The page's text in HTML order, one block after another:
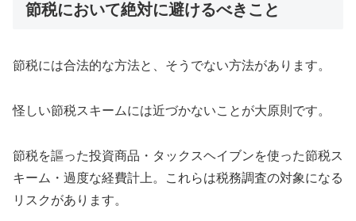
節税において絶対に避けるべきこと
節税には合法的な方法と、そうでない方法があります。
怪しい節税スキームには近づかないことが大原則です。
節税を謳った投資商品・タックスヘイブンを使った節税ス
キーム・過度な経費計上。これらは税務調査の対象になる
リスクがあります。